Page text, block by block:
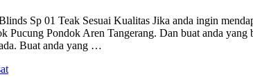
Sp 01 Teak Sesuai Kualitas Jika anda ingin
Pucung Pondok Aren Tangerang. Dan buat anda yang
Buat anda yang …